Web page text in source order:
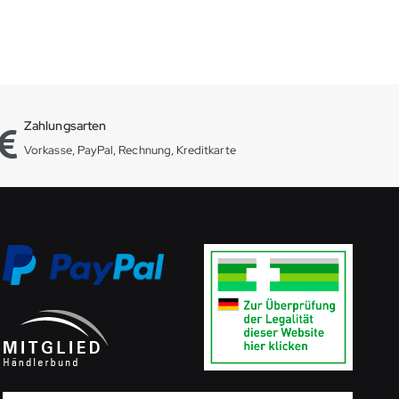
Zahlungsarten
Vorkasse, PayPal, Rechnung, Kreditkarte